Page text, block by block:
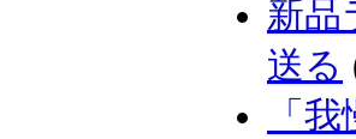
新品
送る
「